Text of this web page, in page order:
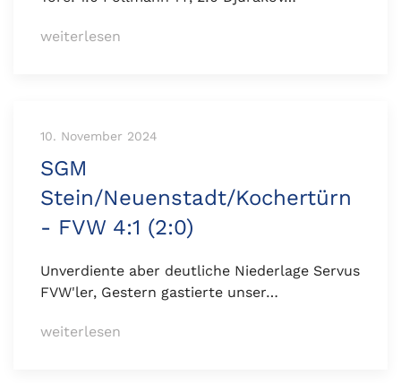
weiterlesen
10. November 2024
SGM
Stein/Neuenstadt/Kochertürn
- FVW 4:1 (2:0)
Unverdiente aber deutliche Niederlage Servus
FVW'ler, Gestern gastierte unser…
weiterlesen